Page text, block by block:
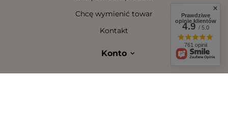
Chcę wymienić towar
Kontakt
Konto
Prawdziwe
opinie klientów
4.9/ 5.0
761 opinii